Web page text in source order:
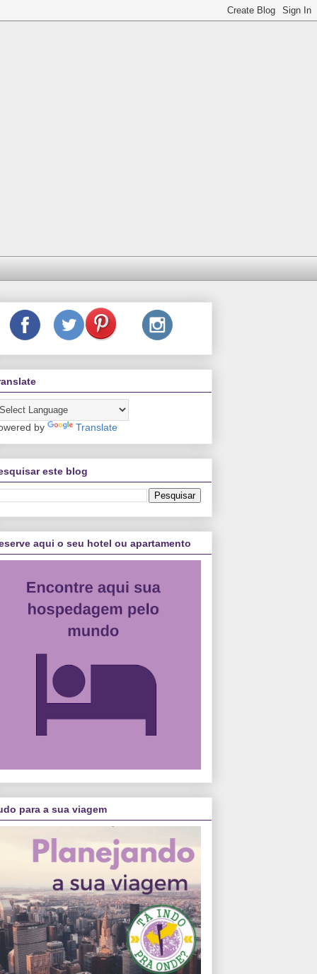
by Translate
este blog
aqui o seu hotel ou apartamento
para a sua viagem